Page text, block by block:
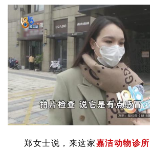
郑女士说，来这家嘉洁动物诊所